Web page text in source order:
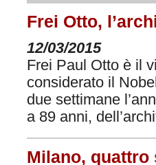
Frei Otto,
12/03/2015
Frei Paul Otto è il
considerato il
due settimane
a 89 anni,
Milano,